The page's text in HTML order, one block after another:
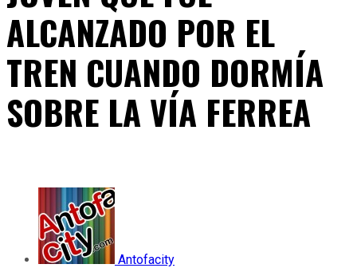
ALCANZADO POR EL
TREN CUANDO DORMÍA
SOBRE LA VÍA FERREA
Antofacity